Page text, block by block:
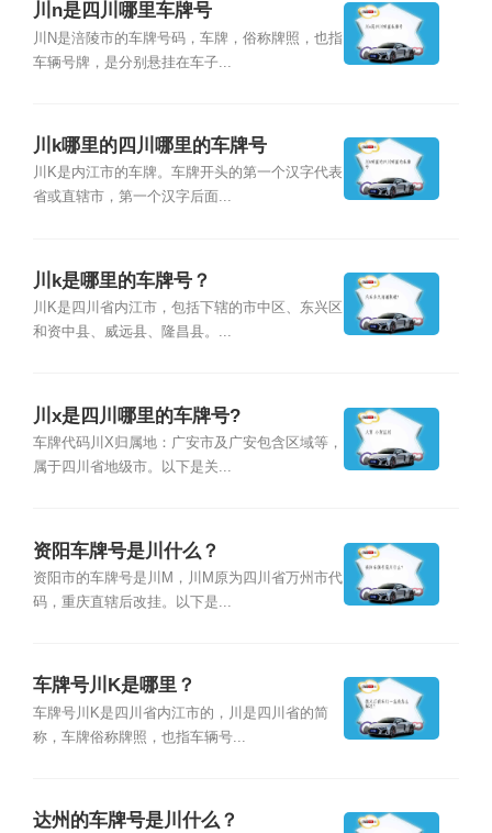
川n是四川哪里车牌号
川N是涪陵市的车牌号码，车牌，俗称牌照，也指
车辆号牌，是分别悬挂在车子...
川k哪里的四川哪里的车牌号
川K是内江市的车牌。车牌开头的第一个汉字代表
省或直辖市，第一个汉字后面...
川k是哪里的车牌号？
川K是四川省内江市，包括下辖的市中区、东兴区
和资中县、威远县、隆昌县。...
川x是四川哪里的车牌号?
车牌代码川X归属地：广安市及广安包含区域等，
属于四川省地级市。以下是关...
资阳车牌号是川什么？
资阳市的车牌号是川M，川M原为四川省万州市代
码，重庆直辖后改挂。以下是...
车牌号川K是哪里？
车牌号川K是四川省内江市的，川是四川省的简
称，车牌俗称牌照，也指车辆号...
达州的车牌号是川什么？